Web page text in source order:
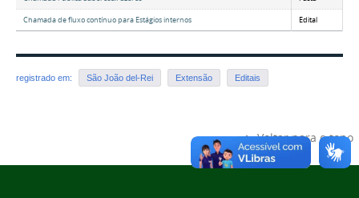
Chamada de fluxo contínuo para Estágios internos Edital
registrado em: São João del-Rei Extensão Editais
Voltar para o topo